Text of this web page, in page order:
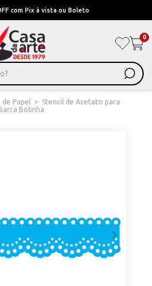
Pague em Até 6x sem juros ou ate
0
Papel >
Stencil de Acetato para
Bolinha